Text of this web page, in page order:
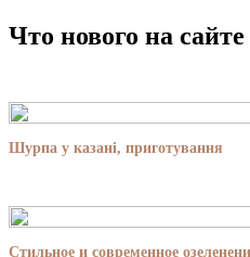
Что нового на сайте
Шурпа у казані, приготування
Стильное и современное